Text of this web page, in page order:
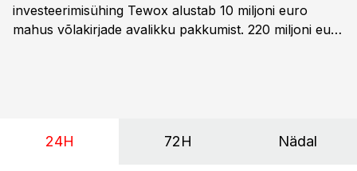
investeerimisühing Tewox alustab 10 miljoni euro
mahus võlakirjade avalikku pakkumist. 220 miljoni euro
24H 72H Nädal